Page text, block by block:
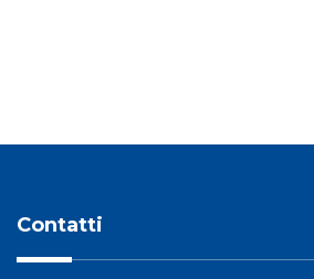
Contatti